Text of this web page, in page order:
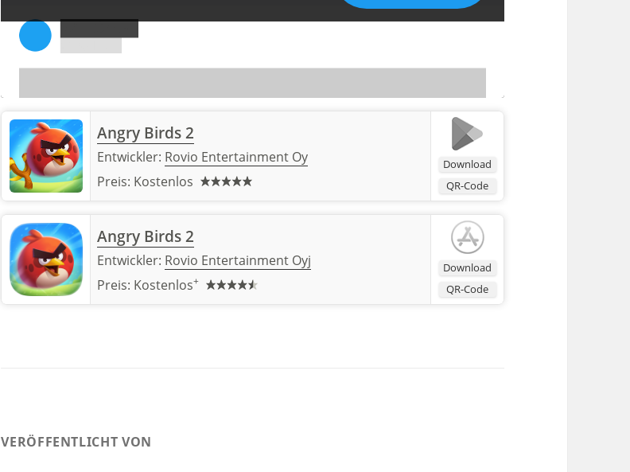
Download
QR-Code
Angry Birds 2
Entwickler: Rovio Entertainment Oy
Preis: Kostenlos
Download
QR-Code
Angry Birds 2
Entwickler: Rovio Entertainment Oyj
Preis: Kostenlos+
VERÖFFENTLICHT VON